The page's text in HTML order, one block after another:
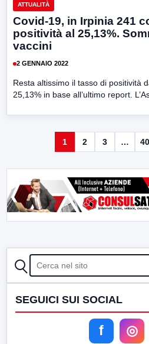
ATTUALITÀ
Covid-19, in Irpinia 241
positività al 25,13%.
vaccini
2 GENNAIO 2022
Resta altissimo il tasso di positività
25,13% in base all’ultimo report.
1 2 3 … 40
CERCA
SEGUICI SUI SOCIAL
f ◎